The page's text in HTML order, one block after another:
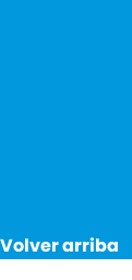
Volver arriba